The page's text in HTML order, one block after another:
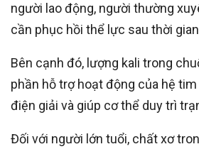
người lao động, người thường
cần phục hồi thể lực sau thời
Bên cạnh đó, lượng kali trong
phần hỗ trợ hoạt động của hệ
điện giải và giúp cơ thể duy trì
Đối với người lớn tuổi, chất xơ